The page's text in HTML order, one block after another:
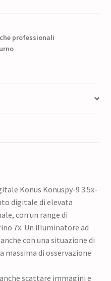
professionali
Konus Konuspy-9 3.5x-
digitale di elevata
con un range di
7x. Un illuminatore ad
con una situazione di
massima di osservazione
scattare immagini e